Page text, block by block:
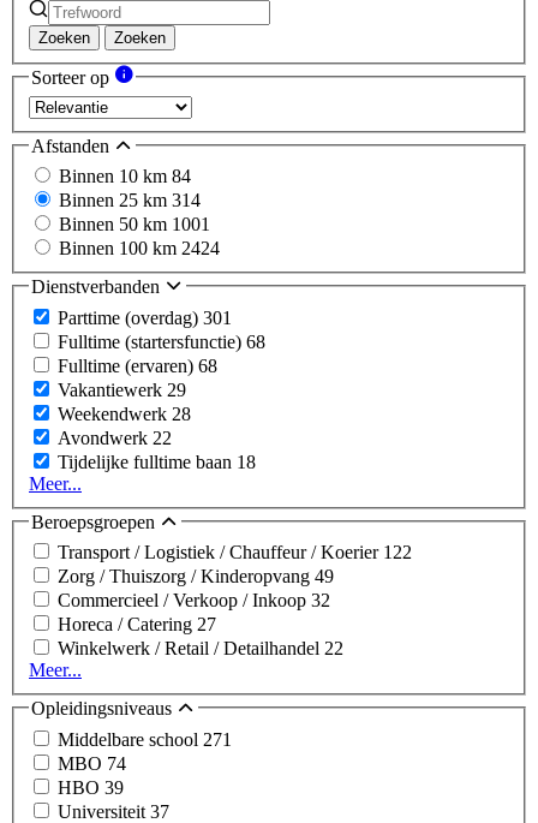
Zoeken Zoeken
Sorteer op
Afstanden
Binnen 10 km 84
Binnen 25 km 314
Binnen 50 km 1001
Binnen 100 km 2424
Dienstverbanden
Parttime (overdag) 301
Fulltime (startersfunctie) 68
Fulltime (ervaren) 68
Vakantiewerk 29
Weekendwerk 28
Avondwerk 22
Tijdelijke fulltime baan 18
Meer...
Beroepsgroepen
Transport / Logistiek / Chauffeur / Koerier 122
Zorg / Thuiszorg / Kinderopvang 49
Commercieel / Verkoop / Inkoop 32
Horeca / Catering 27
Winkelwerk / Retail / Detailhandel 22
Meer...
Opleidingsniveaus
Middelbare school 271
MBO 74
HBO 39
Universiteit 37